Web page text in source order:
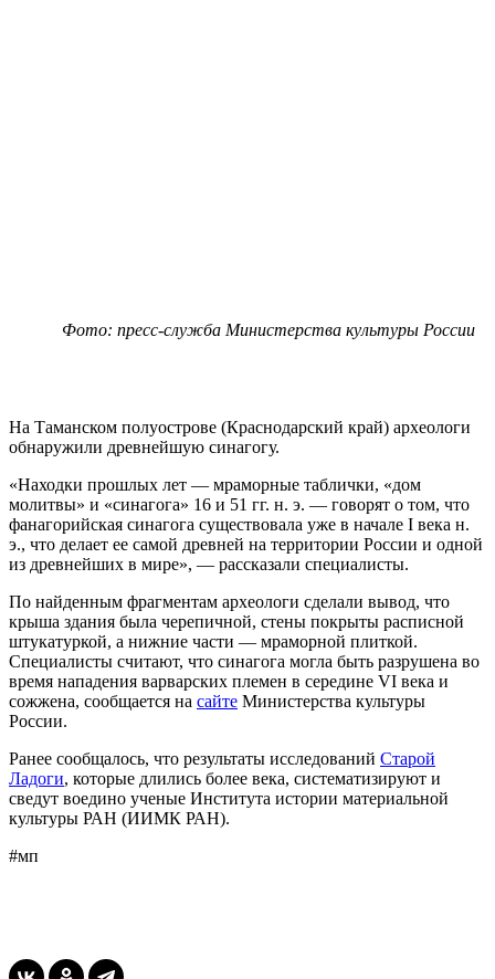
Фото: пресс-служба Министерства культуры России
На Таманском полуострове (Краснодарский край) археологи
обнаружили древнейшую синагогу.
«Находки прошлых лет — мраморные таблички, «дом
молитвы» и «синагога» 16 и 51 гг. н. э. — говорят о том, что
фанагорийская синагога существовала уже в начале I века н.
э., что делает ее самой древней на территории России и одной
из древнейших в мире», — рассказали специалисты.
По найденным фрагментам археологи сделали вывод, что
крыша здания была черепичной, стены покрыты расписной
штукатуркой, а нижние части — мраморной плиткой.
Специалисты считают, что синагога могла быть разрушена во
время нападения варварских племен в середине VI века и
сожжена, сообщается на сайте Министерства культуры
России.
Ранее сообщалось, что результаты исследований Старой
Ладоги, которые длились более века, систематизируют и
сведут воедино ученые Института истории материальной
культуры РАН (ИИМК РАН).
#мп